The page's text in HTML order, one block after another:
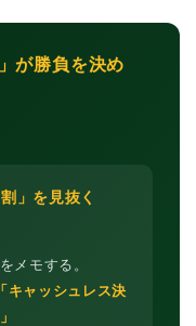
が勝負を決め
」を見抜く
メモする。
「キャッシュレス決